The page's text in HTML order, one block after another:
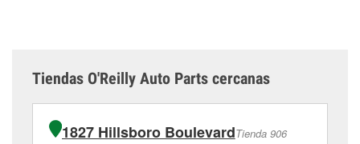
Tiendas O'Reilly Auto Parts cercanas
1827 Hillsboro BoulevardTienda 906